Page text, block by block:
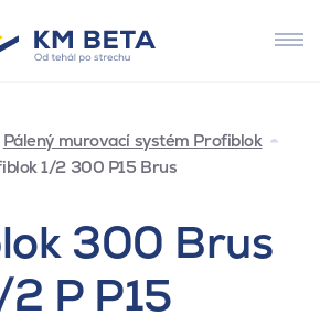
Pálený murovací systém Profiblok
1/2 300 P15 Brus
300 Brus
2 P P15